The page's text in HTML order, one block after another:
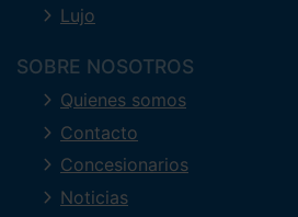
Lujo
SOBRE NOSOTROS
Quienes somos
Contacto
Concesionarios
Noticias